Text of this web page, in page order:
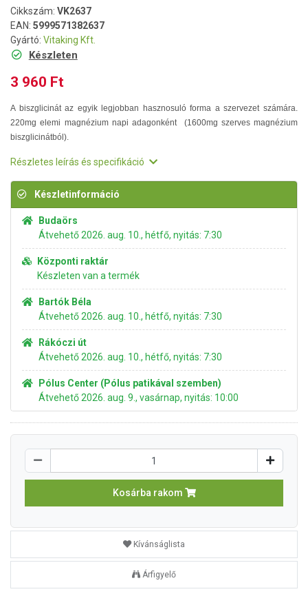
Cikkszám: VK2637
EAN: 5999571382637
Gyártó: Vitaking Kft.
Készleten
3 960 Ft
A biszglicinát az egyik legjobban hasznosuló forma a szervezet számára.
220mg elemi magnézium napi adagonként (1600mg szerves magnézium
biszglicinátból).
Részletes leírás és specifikáció
Készletinformáció
Budaörs
Átvehető 2026. aug. 10., hétfő, nyitás: 7:30
Központi raktár
Készleten van a termék
Bartók Béla
Átvehető 2026. aug. 10., hétfő, nyitás: 7:30
Rákóczi út
Átvehető 2026. aug. 10., hétfő, nyitás: 7:30
Pólus Center (Pólus patikával szemben)
Átvehető 2026. aug. 9., vasárnap, nyitás: 10:00
Kosárba rakom
Kívánságlista
Árfigyelő